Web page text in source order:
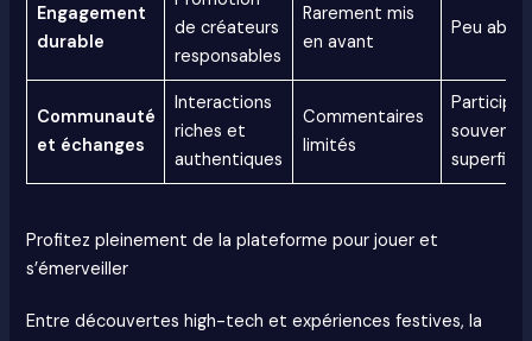
Engagement
durable
de créateurs
responsables
Rarement mis
en avant
Peu
Communauté
et échanges
Interactions
riches et
authentiques
Commentaires
limités
souvent
Profitez pleinement de la plateforme pour jouer et
s’émerveiller
Entre découvertes high-tech et expériences festives, la